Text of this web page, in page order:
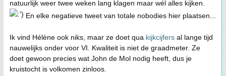
natuurlijk weer twee weken lang klagen maar wél alles kijken.
En elke negatieve tweet van totale nobodies hier plaatsen...
Ik vind Hélène ook niks, maar ze doet qua kijkcijfers al lange tijd
nauwelijks onder voor VI. Kwaliteit is niet de graadmeter. Ze
doet gewoon precies wat John de Mol nodig heeft, dus je
kruistocht is volkomen zinloos.